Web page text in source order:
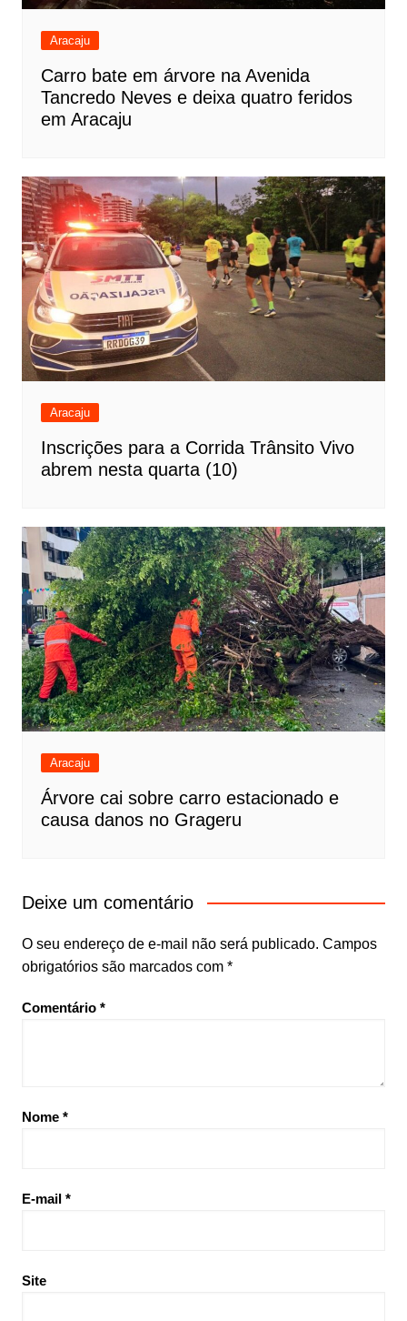
Aracaju
Carro bate em árvore na Avenida
Tancredo Neves e deixa quatro feridos
em Aracaju
Aracaju
Inscrições para a Corrida Trânsito Vivo
abrem nesta quarta (10)
Aracaju
Árvore cai sobre carro estacionado e
causa danos no Grageru
Deixe um comentário
O seu endereço de e-mail não será publicado. Campos
obrigatórios são marcados com *
Comentário *
Nome *
E-mail *
Site